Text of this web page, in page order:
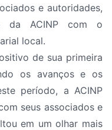
e autoridades,
da ACINP com o
local.
de sua primeira
os avanços e os
período, a ACINP
seus associados e
em um olhar mais